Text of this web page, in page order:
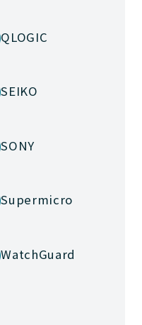
QLOGIC
SEIKO
SONY
Supermicro
WatchGuard